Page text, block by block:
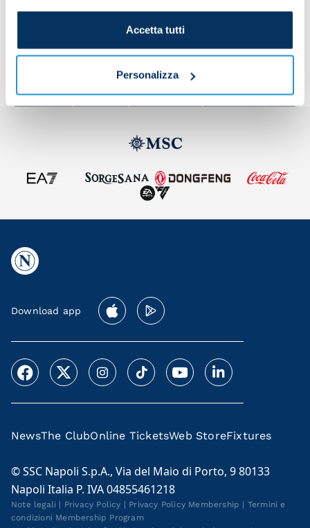
Accetta tutti
Personalizza
Share the article with your friends and support the
Download app
NewsThe ClubOnline TicketsWeb StoreFixtures
© SSC Napoli S.p.A., Via del Maio di Porto, 9 80133
Napoli Italia P. IVA 04855461218
Note legali Privacy Policy Privacy Policy Membership
Termini e
condizioni Membership Program